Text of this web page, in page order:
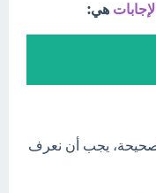
هي:
يجب أن نعرف